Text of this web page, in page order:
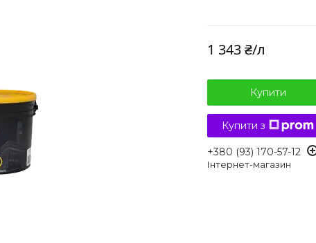
1 343 ₴/л
Купити
Купити з
+380 (93) 170-57-12
Інтернет-магазин